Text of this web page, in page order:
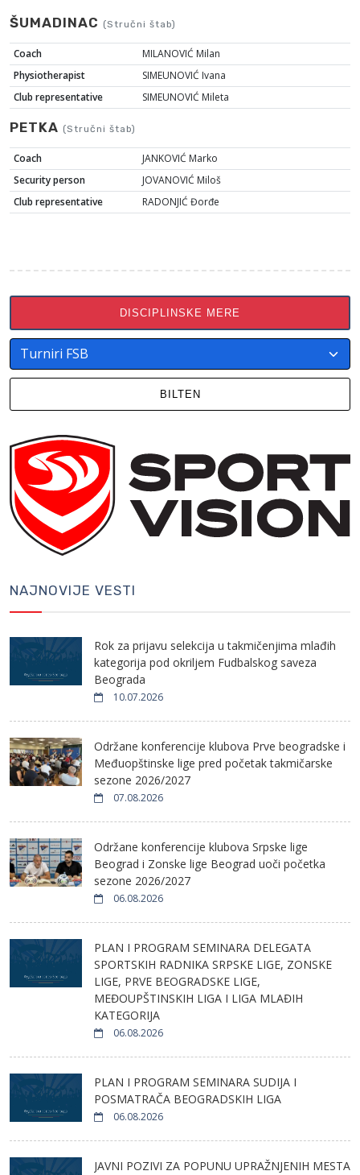
ŠUMADINAC (Stručni štab)
Coach
MILANOVIĆ Milan
Physiotherapist
SIMEUNOVIĆ Ivana
Club representative
SIMEUNOVIĆ Mileta
PETKA (Stručni štab)
Coach
JANKOVIĆ Marko
Security person
JOVANOVIĆ Miloš
Club representative
RADONJIĆ Đorđe
DISCIPLINSKE MERE
BILTEN
NAJNOVIJE VESTI
Rok za prijavu selekcija u takmičenjima mlađih
kategorija pod okriljem Fudbalskog saveza
Beograda
10.07.2026
Održane konferencije klubova Prve beogradske i
Međuopštinske lige pred početak takmičarske
sezone 2026/2027
07.08.2026
Održane konferencije klubova Srpske lige
Beograd i Zonske lige Beograd uoči početka
sezone 2026/2027
06.08.2026
PLAN I PROGRAM SEMINARA DELEGATA
SPORTSKIH RADNIKA SRPSKE LIGE, ZONSKE
LIGE, PRVE BEOGRADSKE LIGE,
MEĐOUPŠTINSKIH LIGA I LIGA MLAĐIH
KATEGORIJA
06.08.2026
PLAN I PROGRAM SEMINARA SUDIJA I
POSMATRAČA BEOGRADSKIH LIGA
06.08.2026
JAVNI POZIVI ZA POPUNU UPRAŽNJENIH MESTA